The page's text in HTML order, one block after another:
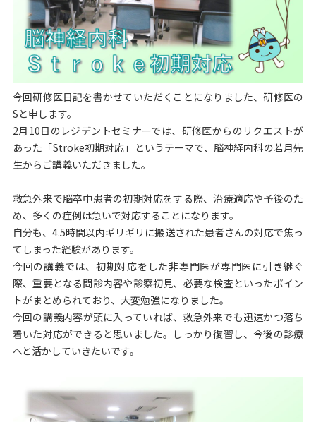
今回研修医日記を書かせていただくことになりました、研修医の
Sと申します。
2月10日のレジデントセミナーでは、研修医からのリクエストが
あった「Stroke初期対応」というテーマで、脳神経内科の若月先
生からご講義いただきました。
救急外来で脳卒中患者の初期対応をする際、治療適応や予後のた
め、多くの症例は急いで対応することになります。
自分も、4.5時間以内ギリギリに搬送された患者さんの対応で焦っ
てしまった経験があります。
今回の講義では、初期対応をした非専門医が専門医に引き継ぐ
際、重要となる問診内容や診察初見、必要な検査といったポイン
トがまとめられており、大変勉強になりました。
今回の講義内容が頭に入っていれば、救急外来でも迅速かつ落ち
着いた対応ができると思いました。しっかり復習し、今後の診療
へと活かしていきたいです。